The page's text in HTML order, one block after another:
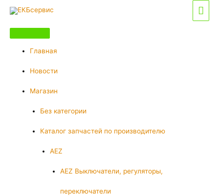
Перейти
содержимому
Главная
Новости
Магазин
Без категории
Каталог запчастей по производителю
AEZ
AEZ Выключатели, регуляторы,
переключатели